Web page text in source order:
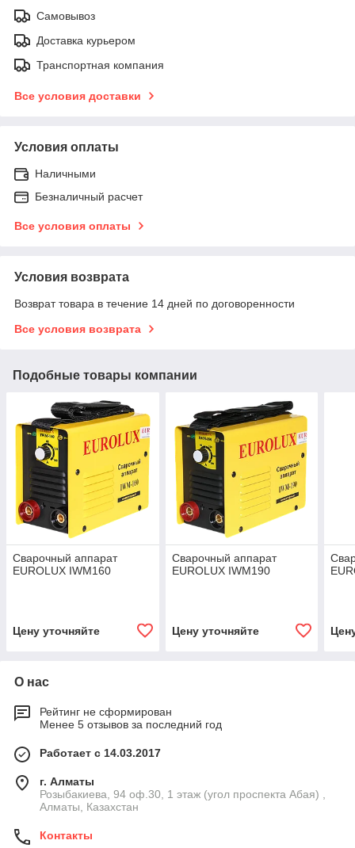
Самовывоз
Доставка курьером
Транспортная компания
Все условия доставки
Условия оплаты
Наличными
Безналичный расчет
Все условия оплаты
Условия возврата
Возврат товара в течение 14 дней по договоренности
Все условия возврата
Подобные товары компании
Сварочный аппарат
EUROLUX IWM160
Цену уточняйте
Сварочный аппарат
EUROLUX IWM190
Цену уточняйте
О нас
Рейтинг не сформирован
Менее 5 отзывов за последний год
Работает с 14.03.2017
г. Алматы
Розыбакиева, 94 оф.30, 1 этаж (угол проспекта Абая) ,
Алматы, Казахстан
Контакты